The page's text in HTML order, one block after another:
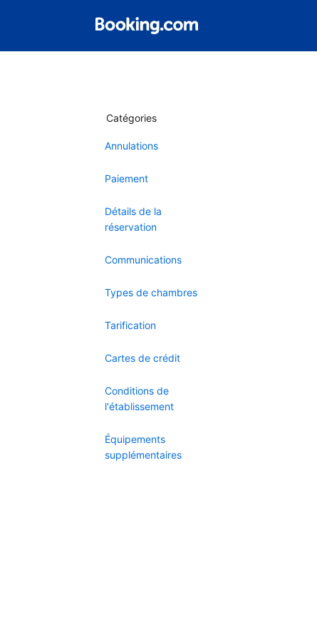
Catégories
Annulations
Paiement
Détails de la
réservation
Communications
Types de chambres
Tarification
Cartes de crédit
Conditions de
l'établissement
Équipements
supplémentaires